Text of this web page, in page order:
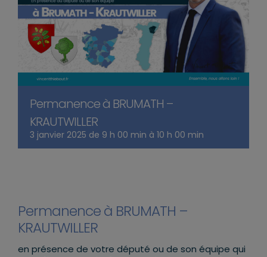
Permanence à BRUMATH –
KRAUTWILLER
3 janvier 2025 de 9 h 00 min à 10 h 00 min
Permanence à BRUMATH –
KRAUTWILLER
en présence de votre député ou de son équipe qui